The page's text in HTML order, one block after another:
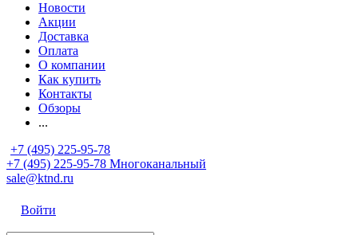
Новости
Акции
Доставка
Оплата
О компании
Как купить
Контакты
Обзоры
...
+7 (495) 225-95-78
+7 (495) 225-95-78 Многоканальный
sale@ktnd.ru
Войти